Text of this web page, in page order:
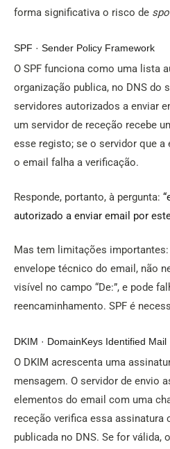
forma significativa o risco de
SPF · Sender Policy Framework
O SPF funciona como uma lista
organização publica, no DNS do
servidores autorizados a enviar
um servidor de receção recebe
esse registo; se o servidor que
o email falha a verificação.
Responde, portanto, à pergunta:
autorizado a enviar email por
Mas tem limitações
envelope técnico do email, não
visível no campo “De:”, e pode
reencaminhamento. SPF é
DKIM · DomainKeys Identified Mail
O DKIM acrescenta uma
mensagem. O servidor de envio
elementos do email com uma
receção verifica essa assinatura
publicada no DNS. Se for válida,